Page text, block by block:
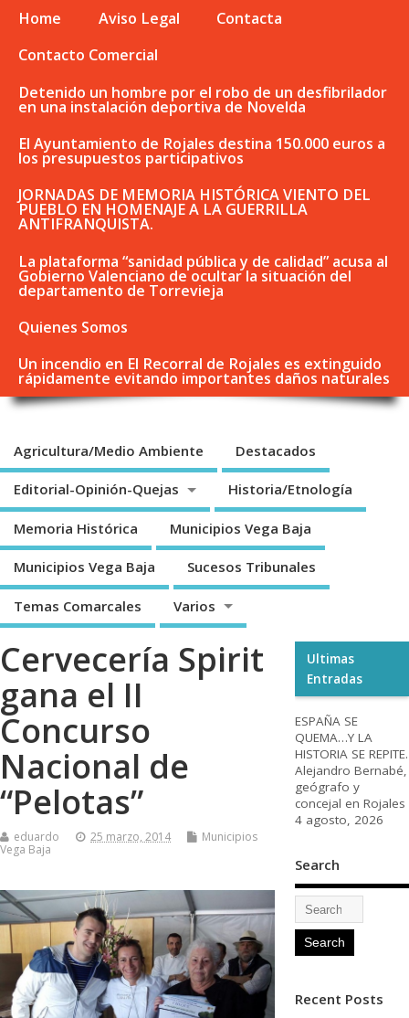
Home Aviso Legal
Contacta
Contacto Comercial
Detenido un hombre por el robo de un desfibrilador
en una instalación deportiva de Novelda
El Ayuntamiento de Rojales destina 150.000 euros a
los presupuestos participativos
JORNADAS DE MEMORIA HISTÓRICA VIENTO DEL
PUEBLO EN HOMENAJE A LA GUERRILLA
ANTIFRANQUISTA.
La plataforma “sanidad pública y de calidad” acusa al
Gobierno Valenciano de ocultar la situación del
departamento de Torrevieja
Quienes Somos
Un incendio en El Recorral de Rojales es extinguido
rápidamente evitando importantes daños naturales
Agricultura/Medio Ambiente Destacados
Editorial-Opinión-Quejas Historia/Etnología
Memoria Histórica Municipios Vega Baja
Municipios Vega Baja Sucesos Tribunales
Temas Comarcales Varios
Cervecería Spirit
gana el II
Concurso
Nacional de
“Pelotas”
eduardo 25 marzo, 2014
Municipios
Vega Baja
Ultimas
Entradas
ESPAÑA SE
QUEMA…Y LA
HISTORIA SE REPITE.
Alejandro Bernabé,
geógrafo y
concejal en Rojales
4 agosto, 2026
Search
Recent Posts